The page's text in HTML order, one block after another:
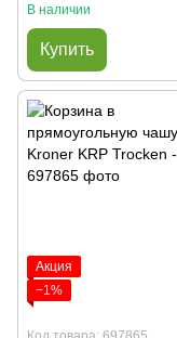
В наличии
Купить
Акция
−1%